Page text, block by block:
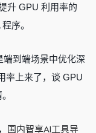
升 GPU 利用率的
序。
端到端场景中优化深
率上来了，谈 GPU
国内智享AI工具导